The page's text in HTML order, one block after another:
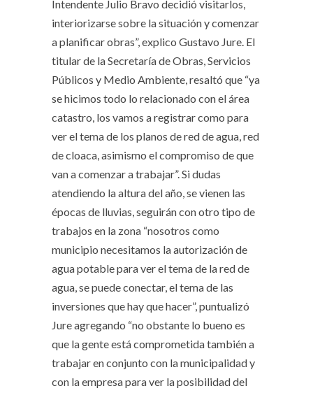
Intendente Julio Bravo decidió visitarlos,
interiorizarse sobre la situación y comenzar
a planificar obras”, explico Gustavo Jure. El
titular de la Secretaría de Obras, Servicios
Públicos y Medio Ambiente, resaltó que “ya
se hicimos todo lo relacionado con el área
catastro, los vamos a registrar como para
ver el tema de los planos de red de agua, red
de cloaca, asimismo el compromiso de que
van a comenzar a trabajar”. Si dudas
atendiendo la altura del año, se vienen las
épocas de lluvias, seguirán con otro tipo de
trabajos en la zona “nosotros como
municipio necesitamos la autorización de
agua potable para ver el tema de la red de
agua, se puede conectar, el tema de las
inversiones que hay que hacer”, puntualizó
Jure agregando “no obstante lo bueno es
que la gente está comprometida también a
trabajar en conjunto con la municipalidad y
con la empresa para ver la posibilidad del